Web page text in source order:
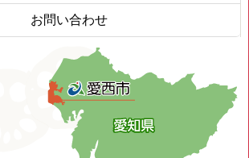
お問い合わせ